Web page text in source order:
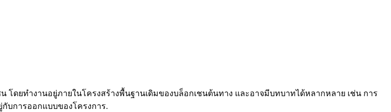
โดยทำงานอยู่ภายในโครงสร้างพื้นฐานเดิมของบล็อกเชนต้นทาง และอาจมีบทบาทได้หลากหลาย เช่น การ
บการออกแบบของโครงการ.